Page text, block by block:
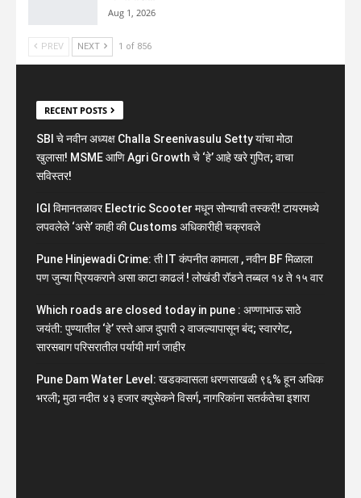
Aug 1, 2026
PREV NEXT 1 of 856
RECENT POSTS
SBI चे नवीन अध्यक्ष Challa Sreenivasulu Setty यांचा मोठा
खुलासा! MSME आणि Agri Growth चे ‘हे’ आहे खरे गुपित; वाचा
सविस्तर!
IGI विमानतळावर Electric Scooter मधून सोन्याची तस्करी! टायरमध्ये
लपवलेले ‘असे’ काही की Customs अधिकारीही चक्रावले
Pune Hinjewadi Crime: ती IT कंपनीत कामाला , नवीन BF मिळाला
पण जुन्या प्रियकराने असा काटा काढलं ! लोखंडी रॉडने तब्बल १४ ते १५ वार
Which roads are closed today in pune : अण्णाभाऊ साठे
जयंती: पुण्यातील ‘हे’ रस्ते आज दुपारी २ वाजल्यापासून बंद; स्वारगेट,
सारसबाग परिसरातील पर्यायी मार्ग जाहीर
Pune Dam Water Level: खडकवासला धरणसाखळी ९६% हून अधिक
भरली; मुठा नदीत ४३ हजार क्युसेकने विसर्ग, नागरिकांना सतर्कतेचा इशारा